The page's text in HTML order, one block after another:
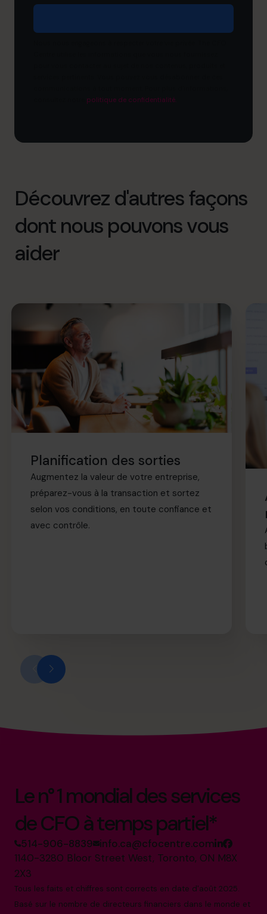
politique de confidentialité.
Découvrez d'autres façons
dont nous pouvons vous
aider
Planification des sorties
Augmentez la valeur de votre entreprise,
préparez-vous à la transaction et sortez
selon vos conditions, en toute confiance et
avec contrôle.
Le n° 1 mondial des services
de CFO à temps partiel*
514-906-8839 info.ca@cfocentre.com
1140-3280 Bloor Street West, Toronto, ON M8X
2X3
Tous les faits et chiffres sont corrects en date d'août 2025.
Basé sur le nombre de directeurs financiers dans le monde et